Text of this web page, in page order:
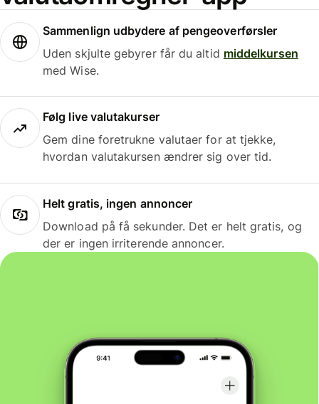
Sammenlign udbydere af pengeoverførsler
Uden skjulte gebyrer får du altid middelkursen
med Wise.
Følg live valutakurser
Gem dine foretrukne valutaer for at tjekke,
hvordan valutakursen ændrer sig over tid.
Helt gratis, ingen annoncer
Download på få sekunder. Det er helt gratis, og
der er ingen irriterende annoncer.